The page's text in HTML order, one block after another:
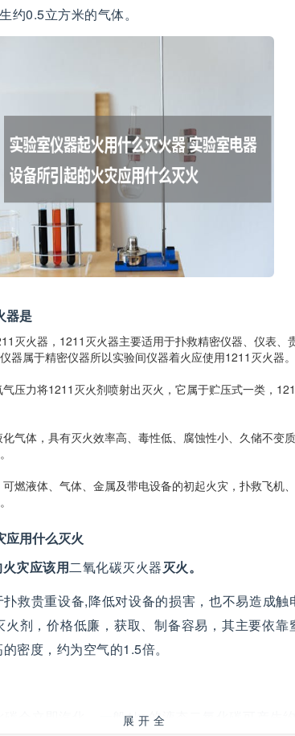
约0.5立方米的气体。
器是
火器，1211灭火器主要适用于扑救精密仪器、仪表、
器属于精密仪器所以实验间仪器着火应使用1211灭火器。
力将1211灭火剂喷射出灭火，它属于贮压式一类，
体，具有灭火效率高、毒性低、腐蚀性小、久储不变
液体、气体、金属及带电设备的初起火灾，扑救飞机
应用什么灭火
灾应该用二氧化碳灭火器灭火。
救贵重设备,降低对设备的损害，也不易造成触
剂，价格低廉，获取、制备容易，其主要依靠
密度，约为空气的1.5倍。
碳会立即汽化，一般1kg的液态二氧化碳可产生
展开全